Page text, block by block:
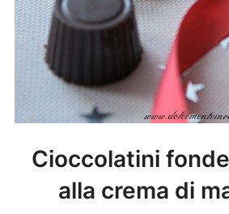
Cioccolatini
alla crema di